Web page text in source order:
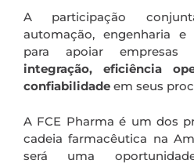
A participação
automação, engenharia e
para apoiar
integração, eficiência
confiabilidade em seus
A FCE Pharma é um dos
cadeia farmacêutica na
será uma